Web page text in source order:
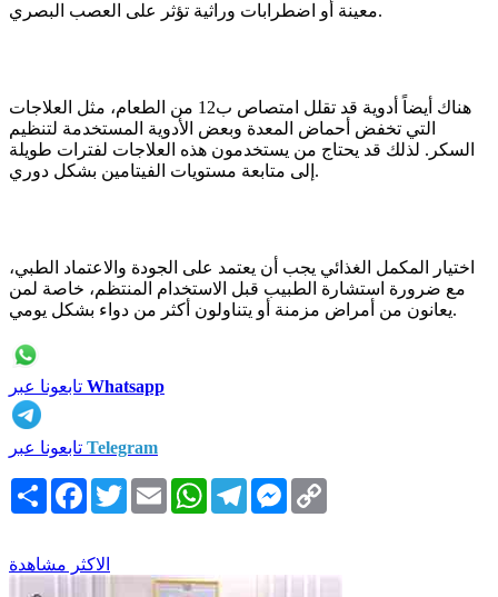
معينة أو اضطرابات وراثية تؤثر على العصب البصري.
هناك أيضاً أدوية قد تقلل امتصاص ب12 من الطعام، مثل العلاجات
التي تخفض أحماض المعدة وبعض الأدوية المستخدمة لتنظيم
السكر. لذلك قد يحتاج من يستخدمون هذه العلاجات لفترات طويلة
إلى متابعة مستويات الفيتامين بشكل دوري.
اختيار المكمل الغذائي يجب أن يعتمد على الجودة والاعتماد الطبي،
مع ضرورة استشارة الطبيب قبل الاستخدام المنتظم، خاصة لمن
يعانون من أمراض مزمنة أو يتناولون أكثر من دواء بشكل يومي.
Whatsapp
Telegram
انشر Facebook
TwitterEmail WhatsAppTelegramMessenger
الاكثر مشاهدة